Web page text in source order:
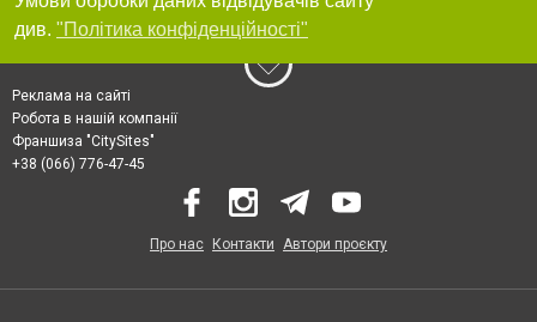
див. "Політика конфіденційності"
Реклама на сайті
Робота в нашій компанії
Франшиза "CitySites"
+38 (066) 776-47-45
Про нас Контакти Автори проєкту